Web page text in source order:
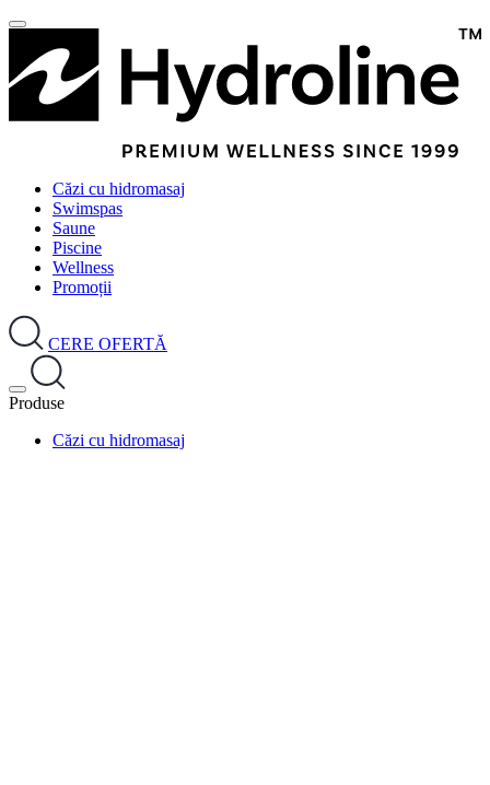
Căzi cu hidromasaj
Swimspas
Saune
Piscine
Wellness
Promoții
CERE OFERTĂ
Produse
Căzi cu hidromasaj